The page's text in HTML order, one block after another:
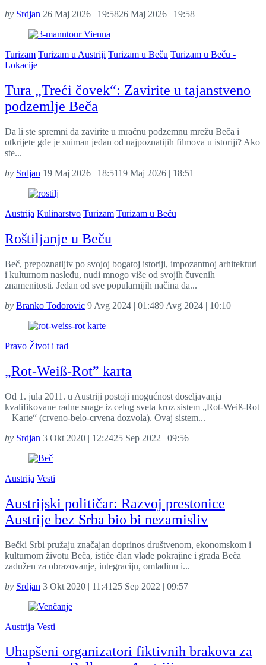
by Srdjan 26 Maj 2026 | 19:5826 Maj 2026 | 19:58
Turizam Turizam u Austriji Turizam u Beču Turizam u Beču -
Lokacije
Tura „Treći čovek“: Zavirite u tajanstveno
podzemlje Beča
Da li ste spremni da zavirite u mračnu podzemnu mrežu Beča i
otkrijete gde je sniman jedan od najpoznatijih filmova u istoriji? Ako
ste...
by Srdjan 19 Maj 2026 | 18:5119 Maj 2026 | 18:51
Austrija Kulinarstvo Turizam Turizam u Beču
Roštiljanje u Beču
Beč, prepoznatljiv po svojoj bogatoj istoriji, impozantnoj arhitekturi
i kulturnom nasleđu, nudi mnogo više od svojih čuvenih
znamenitosti. Jedan od sve popularnijih načina da...
by Branko Todorovic 9 Avg 2024 | 01:489 Avg 2024 | 10:10
Pravo Život i rad
„Rot-Weiß-Rot” karta
Od 1. jula 2011. u Austriji postoji mogućnost doseljavanja
kvalifikovane radne snage iz celog sveta kroz sistem „Rot-Weiß-Rot
– Karte“ (crveno-belo-crvena dozvola). Ovaj sistem...
by Srdjan 3 Okt 2020 | 12:2425 Sep 2022 | 09:56
Austrija Vesti
Austrijski političar: Razvoj prestonice
Austrije bez Srba bio bi nezamisliv
Bečki Srbi pružaju značajan doprinos društvenom, ekonomskom i
kulturnom životu Beča, ističe član vlade pokrajine i grada Beča
zadužen za obrazovanje, integraciju, omladinu i...
by Srdjan 3 Okt 2020 | 11:41 25 Sep 2022 | 09:57
Austrija Vesti
Uhapšeni organizatori fiktivnih brakova za